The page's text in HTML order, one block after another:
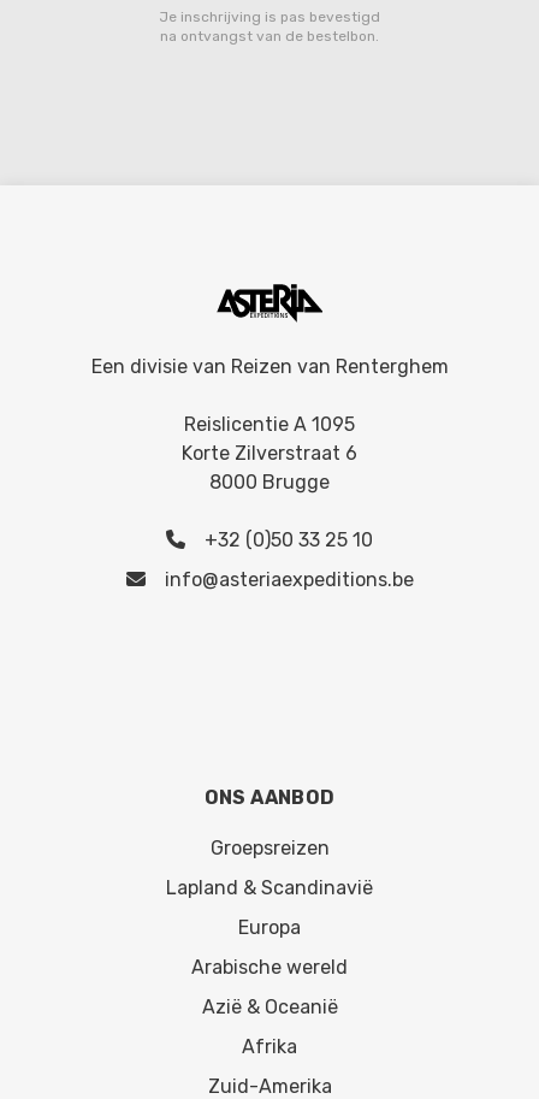
Je inschrijving is pas bevestigd
na ontvangst van de bestelbon.
Een divisie van Reizen van Renterghem
Reislicentie A 1095
Korte Zilverstraat 6
8000 Brugge
+32 (0)50 33 25 10
info@asteriaexpeditions.be
ONS AANBOD
Groepsreizen
Lapland & Scandinavië
Europa
Arabische wereld
Azië & Oceanië
Afrika
Zuid-Amerika